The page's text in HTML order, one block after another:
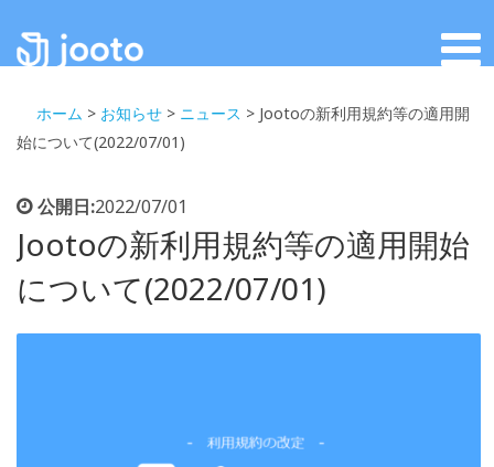
ホーム > お知らせ > ニュース > Jootoの新利用規約等の適用開
始について(2022/07/01)
公開日:2022/07/01
Jootoの新利用規約等の適用開始
について(2022/07/01)